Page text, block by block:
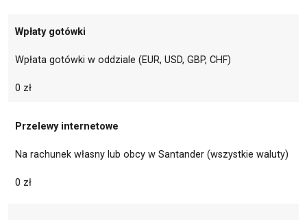
Wpłaty gotówki
Wpłata gotówki w oddziale (EUR, USD, GBP, CHF)
0 zł
Przelewy internetowe
Na rachunek własny lub obcy w Santander (wszystkie waluty)
0 zł